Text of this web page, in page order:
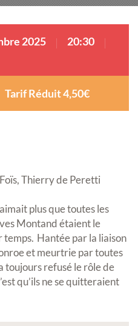
2025
20:30
Tarif Réduit 4,50€
Thierry de Peretti
plus que toutes les
Montand étaient le
temps. Hantée par la liaison
et meurtrie par toutes
toujours refusé le rôle de
qu’ils ne se quitteraient